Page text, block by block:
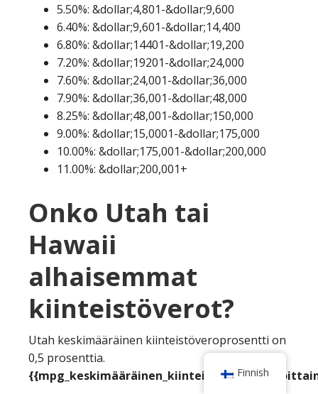
5.50%: &dollar;4,801-&dollar;9,600
6.40%: &dollar;9,601-&dollar;14,400
6.80%: &dollar;14401-&dollar;19,200
7.20%: &dollar;19201-&dollar;24,000
7.60%: &dollar;24,001-&dollar;36,000
7.90%: &dollar;36,001-&dollar;48,000
8.25%: &dollar;48,001-&dollar;150,000
9.00%: &dollar;15,0001-&dollar;175,000
10.00%: &dollar;175,001-&dollar;200,000
11.00%: &dollar;200,001+
Onko Utah tai
Hawaii
alhaisemmat
kiinteistöverot?
Utah keskimääräinen kiinteistöveroprosentti on
0,5 prosenttia.
Finnish